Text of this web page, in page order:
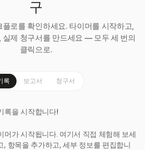
구
로를 확인하세요. 타이머를 시작하고,
실제 청구서를 만드세요 — 모두 세 번의
클릭으로.
록 보고서 청구서
록을 시작합니다!
머가 시작됩니다. 여기서 직접 체험해 보세
, 항목을 추가하고, 세부 정보를 편집합니